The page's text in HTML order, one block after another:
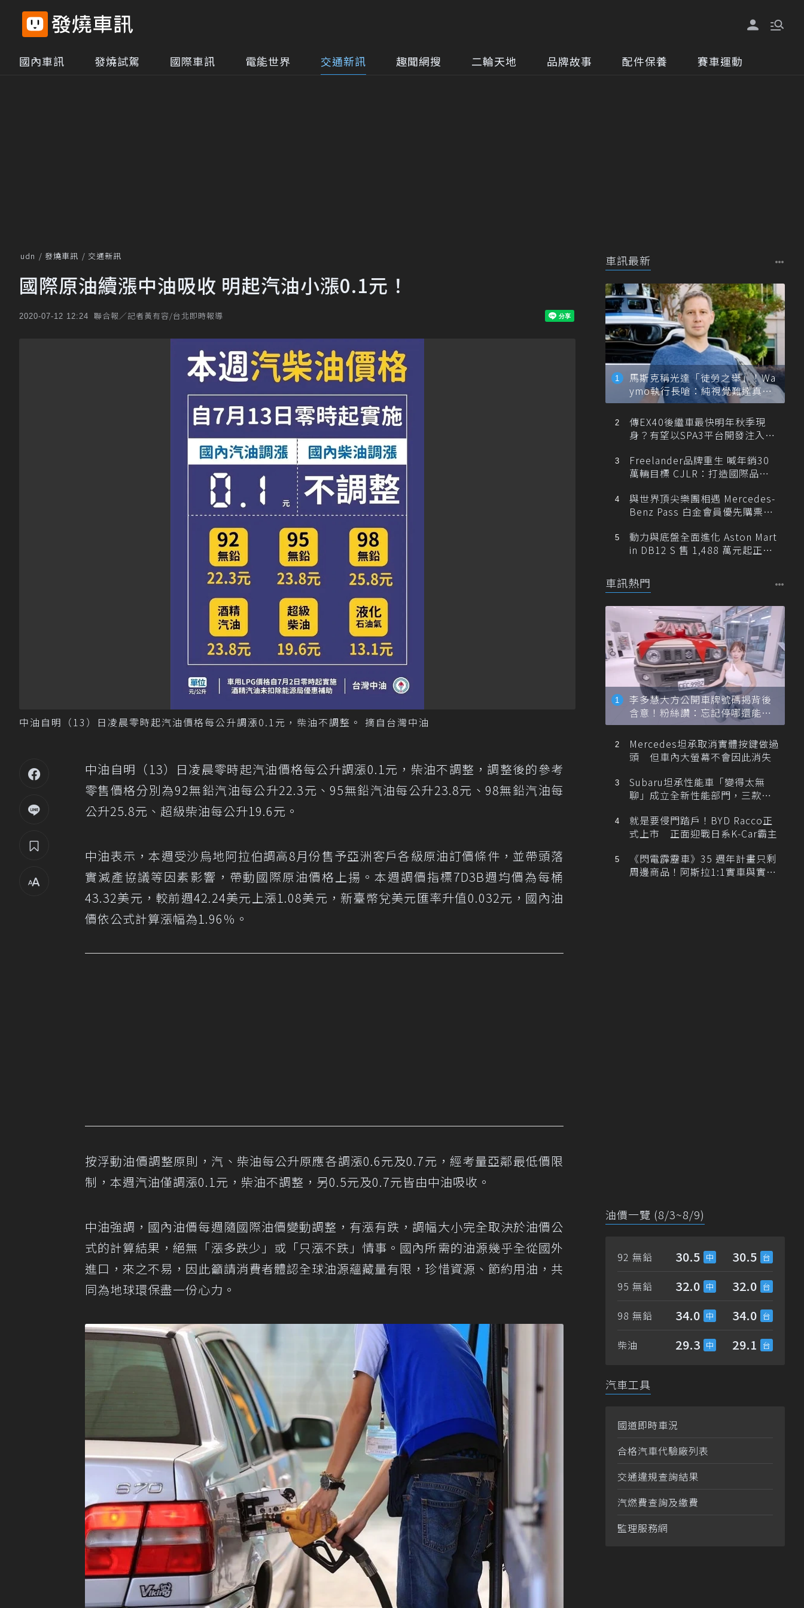
國內車訊 發燒試駕 國際車訊 電能世界 交通新訊 趣聞網搜 二輪天地 品牌故事 配件保養 賽車運動
udn 發燒車訊 交通新訊
國際原油續漲中油吸收 明起汽油小漲0.1元！
2020-07-12 12:24 聯合報／記者黃有容/台北即時報導
中油自明（13）日凌晨零時起汽油價格每公升調漲0.1元，柴油不調整。 摘自台灣中油
中油自明（13）日凌晨零時起汽油價格每公升調漲0.1元，柴油不調整，調整後的參考
零售價格分別為92無鉛汽油每公升22.3元、95無鉛汽油每公升23.8元、98無鉛汽油每
公升25.8元、超級柴油每公升19.6元。
中油表示，本週受沙烏地阿拉伯調高8月份售予亞洲客戶各級原油訂價條件，並帶頭落
實減產協議等因素影響，帶動國際原油價格上揚。本週調價指標7D3B週均價為每桶
43.32美元，較前週42.24美元上漲1.08美元，新臺幣兌美元匯率升值0.032元，國內油
價依公式計算漲幅為1.96％。
按浮動油價調整原則，汽、柴油每公升原應各調漲0.6元及0.7元，經考量亞鄰最低價限
制，本週汽油僅調漲0.1元，柴油不調整，另0.5元及0.7元皆由中油吸收。
中油強調，國內油價每週隨國際油價變動調整，有漲有跌，調幅大小完全取決於油價公
式的計算結果，絕無「漲多跌少」或「只漲不跌」情事。國內所需的油源幾乎全從國外
進口，來之不易，因此籲請消費者體認全球油源蘊藏量有限，珍惜資源、節約用油，共
同為地球環保盡一份心力。
車訊最新
馬斯克稱光達「徒勞之舉」！Wa
ymo執行長嗆：純視覺難達真正
自動駕駛
傳EX40後繼車最快明年秋季現
身？有望以SPA3平台開發注入80
Freelander品牌重生 喊年銷30
萬輛目標 CJLR：打造國際品牌
與世界頂尖樂團相遇 Mercedes-
Benz Pass 白金會員優先購票維
動力與底盤全面進化 Aston Mart
in DB12 S 售 1,488 萬元起正式
車訊熱門
李多慧大方公開車牌號碼揭背後
含意！粉絲讚：忘記停哪還能幫
忙找車
Mercedes坦承取消實體按鍵做過
頭 但車內大螢幕不會因此消失
Subaru坦承性能車「變得太無
聊」成立全新性能部門，三款手
就是要侵門踏戶！BYD Racco正
式上市 正面迎戰日系K-Car霸主
《閃電霹靂車》35 週年計畫只剩
周邊商品！阿斯拉1:1實車與實體
油價一覽 (8/3~8/9)
92 無鉛 30.5 30.5
95 無鉛 32.0 32.0
98 無鉛 34.0 34.0
柴油 29.3 29.1
汽車工具
國道即時車況
合格汽車代驗廠列表
交通違規查詢結果
汽燃費查詢及繳費
監理服務網